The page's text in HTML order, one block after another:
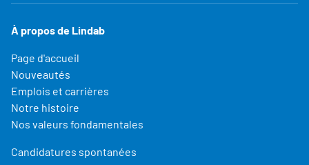
À propos de Lindab
Page d'accueil
Nouveautés
Emplois et carrières
Notre histoire
Nos valeurs fondamentales
Candidatures spontanées